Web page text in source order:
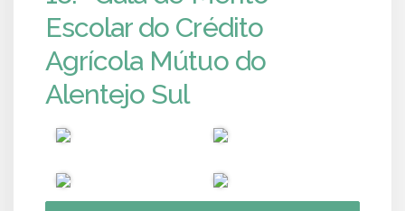
Escolar do Crédito
Agrícola Mútuo do
Alentejo Sul